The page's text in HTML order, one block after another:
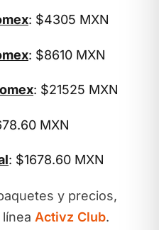
: $4305 MXN
: $8610 MXN
: $21525 MXN
MXN
: $1678.60 MXN
y precios,
Activz Club.